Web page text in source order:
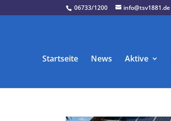
06733/1200 info@tsv1881.de
Startseite News Aktive